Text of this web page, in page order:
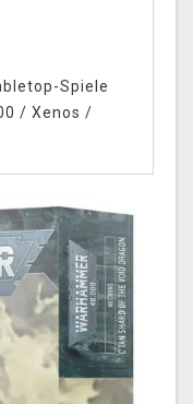
Spiele
/ Xenos /